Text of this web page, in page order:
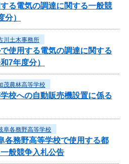
る電気の調達に関する一般競
）
川土木事務所
使用する電気の調達に関する
7年度分）
茂農林高等学校
校への自動販売機設置に係る
阜各務野高等学校
各務野高等学校で使用する都
般競争入札公告